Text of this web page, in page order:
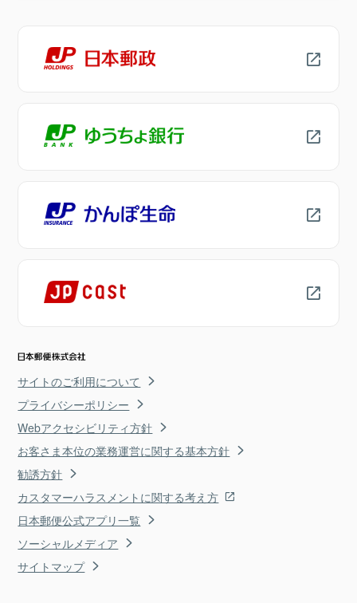
サイトのご利用について
プライバシーポリシー
Webアクセシビリティ方針
お客さま本位の業務運営に関する基本方針
勧誘方針
カスタマーハラスメントに関する考え方
日本郵便公式アプリ一覧
ソーシャルメディア
サイトマップ